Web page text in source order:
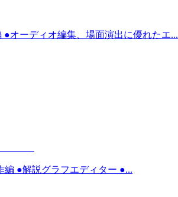
●オーディオ編集、場面演出に優れたエ...
編）
編 ●解説グラフエディター ●...